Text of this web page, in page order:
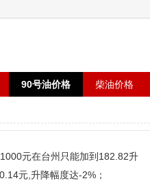
90号油价格 柴油价格
元在台州只能加到182.82升
元,升降幅度达-2%；